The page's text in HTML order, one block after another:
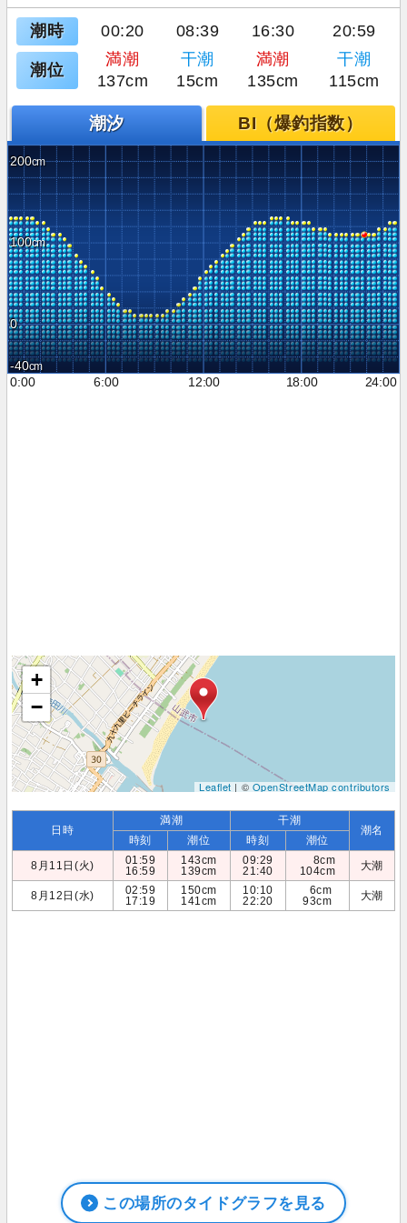
潮時 00:20 08:39 16:30 20:59
潮位
満潮 干潮 満潮
干潮
137cm
15cm 135cm 115cm
潮汐 BI（爆釣指数）
200
100
0
-40
0:00
6:00 12:00 18:00 24:00
+
−
Leaflet| ©OpenStreetMap contributors
日時
満潮 干潮
潮名
時刻 潮位 時刻
潮位
8月11日(火)
01:59
16:59
143cm
139cm
09:29
21:40
8cm
104cm
大潮
8月12日(水)
02:59
17:19
150cm
141cm
10:10
22:20
6cm
93cm
大潮
この場所のタイドグラフを見る